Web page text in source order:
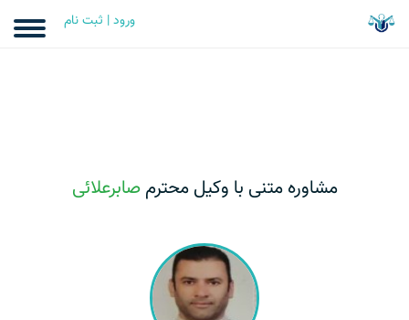
ورود | ثبت نام
مشاوره متنی با وکیل محترمصابرعلائی